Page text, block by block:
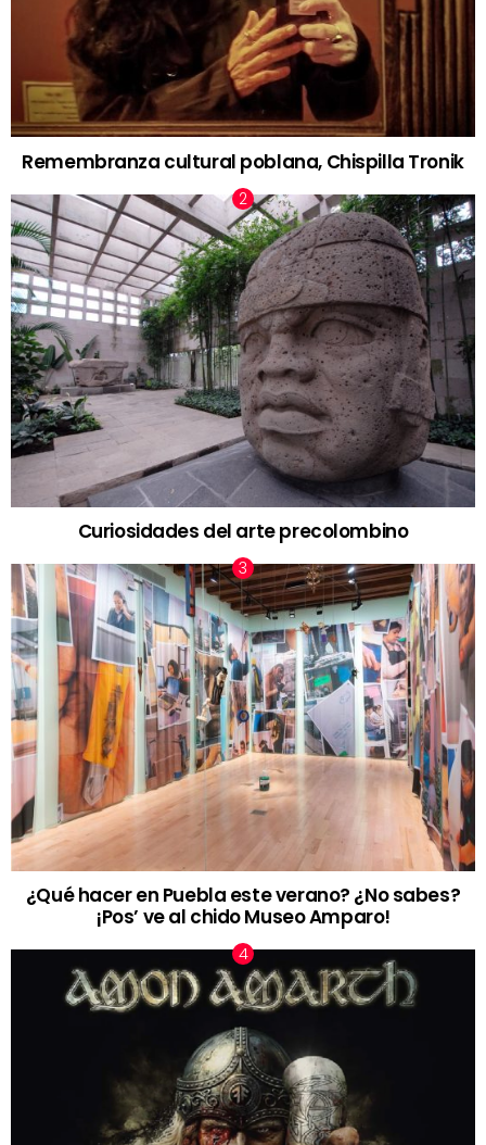
Remembranza cultural poblana, Chispilla Tronik
Curiosidades del arte precolombino
¿Qué hacer en Puebla este verano? ¿No sabes?
¡Pos’ ve al chido Museo Amparo!